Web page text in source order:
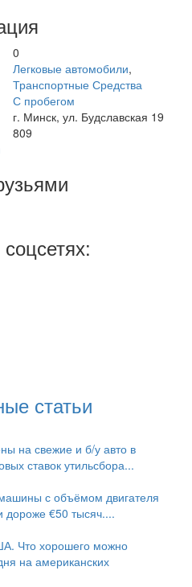
0
Легковые автомобили,
Транспортные Средства
С пробегом
г. Минск, ул. Будславская 19
809
статьи
на свежие и б/у авто в
ставок утильсбора...
с объёмом двигателя
дороже €50 тысяч....
Что хорошего можно
на американских